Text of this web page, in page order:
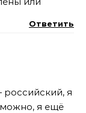
Ответить
я
я ещё